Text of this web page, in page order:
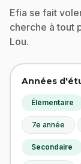
Efia se fait
cherche à tout
Lou.
Années
Élémentaire
7e année
Secondaire